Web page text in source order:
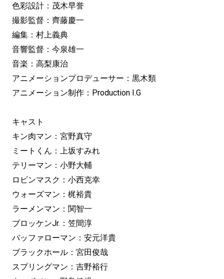
色彩設計：茂木早誉
撮影監督：齊藤慶一
編集：村上義典
音響監督：今泉雄一
音楽：高梨康治
アニメーションプロデューサー：黒木類
アニメーション制作：Production I.G
キャスト
キン肉マン：宮野真守
ミートくん：上坂すみれ
テリーマン：小野大輔
ロビンマスク：小西克幸
ウォーズマン：梶裕貴
ラーメンマン：関智一
ブロッケンJr.：笠間淳
バッファローマン：安元洋貴
ブラックホール：宮田俊哉
スプリングマン：吉野裕行